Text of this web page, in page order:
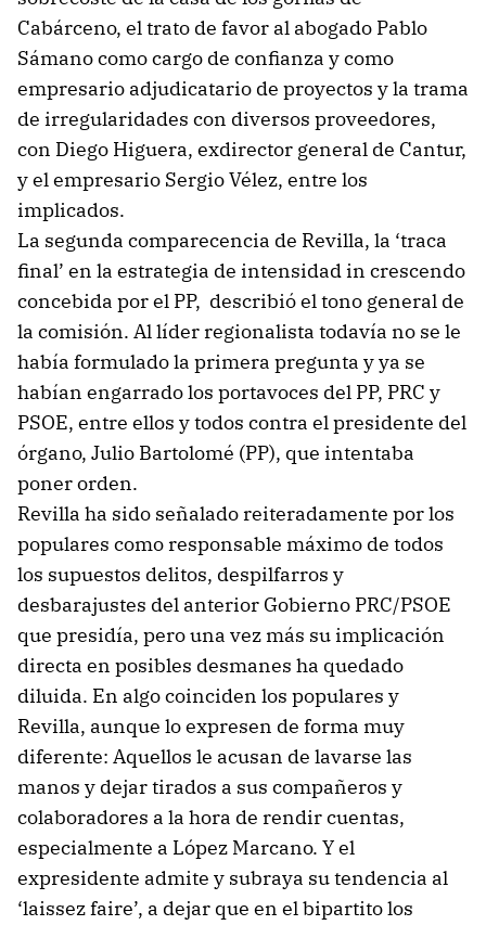
Cabárceno, el trato de favor al abogado Pablo
Sámano como cargo de confianza y como
empresario adjudicatario de proyectos y la trama
de irregularidades con diversos proveedores,
con Diego Higuera, exdirector general de Cantur,
y el empresario Sergio Vélez, entre los
implicados.
La segunda comparecencia de Revilla, la ‘traca
final’ en la estrategia de intensidad in crescendo
concebida por el PP, describió el tono general de
la comisión. Al líder regionalista todavía no se le
había formulado la primera pregunta y ya se
habían engarrado los portavoces del PP, PRC y
PSOE, entre ellos y todos contra el presidente del
órgano, Julio Bartolomé (PP), que intentaba
poner orden.
Revilla ha sido señalado reiteradamente por los
populares como responsable máximo de todos
los supuestos delitos, despilfarros y
desbarajustes del anterior Gobierno PRC/PSOE
que presidía, pero una vez más su implicación
directa en posibles desmanes ha quedado
diluida. En algo coinciden los populares y
Revilla, aunque lo expresen de forma muy
diferente: Aquellos le acusan de lavarse las
manos y dejar tirados a sus compañeros y
colaboradores a la hora de rendir cuentas,
especialmente a López Marcano. Y el
expresidente admite y subraya su tendencia al
‘laissez faire’, a dejar que en el bipartito los